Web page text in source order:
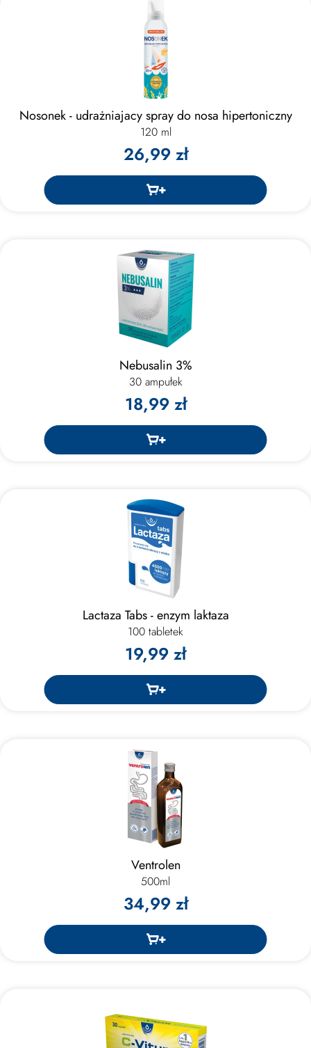
Nosonek - udrażniajacy spray do nosa hipertoniczny
120 ml
26,99 zł
Nebusalin 3%
30 ampułek
18,99 zł
Lactaza Tabs - enzym laktaza
100 tabletek
19,99 zł
Ventrolen
500ml
34,99 zł